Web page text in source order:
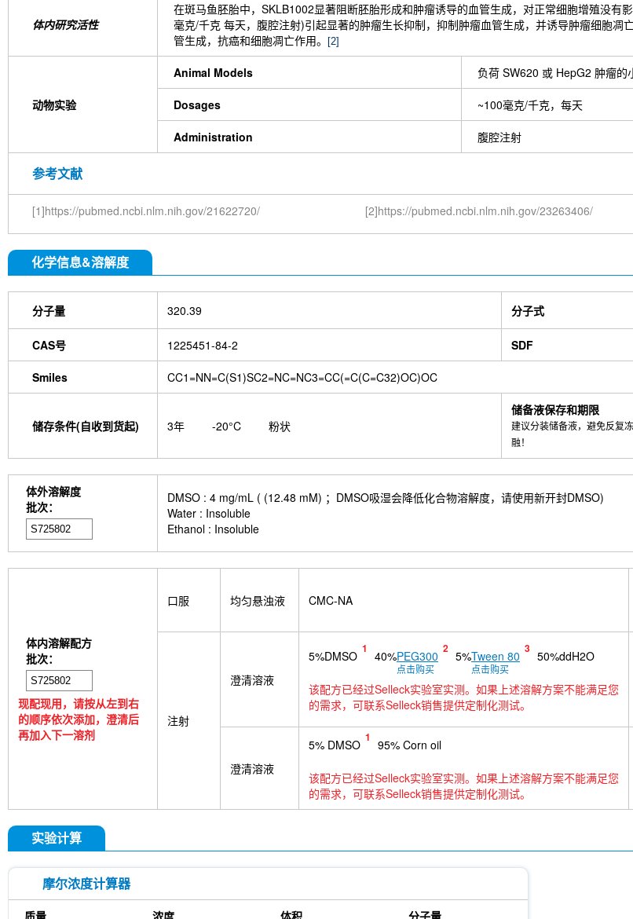
体内研究活性
在斑马鱼胚胎中，SKLB1002显著阻断胚胎形成和肿瘤诱导的血管生成，对正常细胞增殖没
毫克/千克 每天，腹腔注射)引起显著的肿瘤生长抑制，抑制肿瘤血管生成，并诱导肿瘤细胞凋亡
管生成，抗癌和细胞凋亡作用。
[2]
动物实验
Animal Models 负荷 SW620 或 HepG2 肿瘤的
Dosages ~100毫克/千克，每天
Administration 腹腔注射
参考文献
[1]https://pubmed.ncbi.nlm.nih.gov/21622720/ [2]https://pubmed.ncbi.nlm.nih.gov/23263406/
化学信息&溶解度
分子量 320.39 分子式
CAS号 1225451-84-2 SDF
Smiles CC1=NN=C(S1)SC2=NC=NC3=CC(=C(C=C32)OC)OC
储存条件(自收到货起) 3年 -20°C 粉状
储备液保存和期限
建议分装储备液，避免反复冻
融！
体外溶解度
批次：
DMSO : 4 mg/mL ( (12.48 mM) ；DMSO吸湿会降低化合物溶解度，请使用新开封DMSO)
Water : Insoluble
Ethanol : Insoluble
体内溶解配方
批次：
现配现用，请按从左到右
的顺序依次添加，澄清后
再加入下一溶剂
口服 均匀悬浊液 CMC-NA
注射
澄清溶液
5%DMSO 1 40%PEG300
点击购买
2 5%Tween 80
点击购买
3 50%ddH2O
该配方已经过Selleck实验室实测。如果上述溶解方案不能满足您
的需求，可联系Selleck销售提供定制化测试。
澄清溶液
5% DMSO 1 95% Corn oil
该配方已经过Selleck实验室实测。如果上述溶解方案不能满足您
的需求，可联系Selleck销售提供定制化测试。
实验计算
摩尔浓度计算器
质量 浓度 体积 分子量